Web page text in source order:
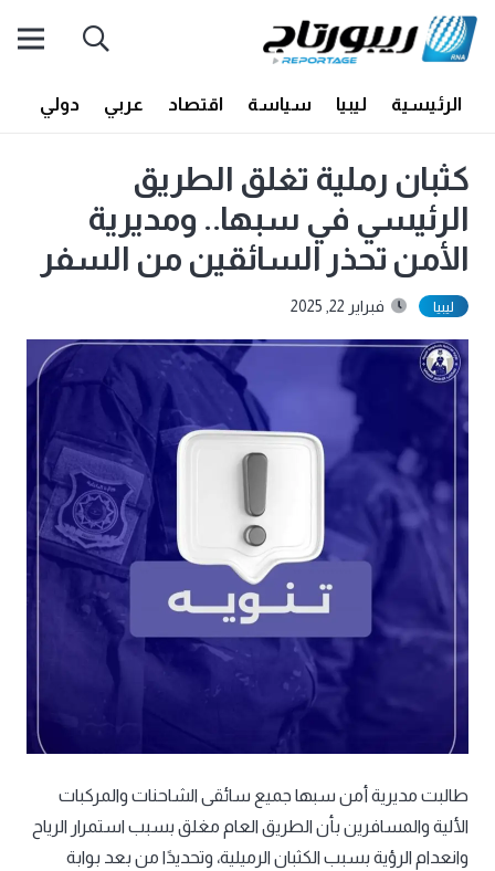
الرئيسية ليبيا سياسة اقتصاد عربي دولي
كثبان رملية تغلق الطريق
الرئيسي في سبها.. ومديرية
الأمن تحذر السائقين من السفر
ليبيا فبراير 22, 2025
طالبت مديرية أمن سبها جميع سائقى الشاحنات والمركبات
الألية والمسافرين بأن الطريق العام مغلق بسبب استمرار الرياح
وانعدام الرؤية بسبب الكثبان الرميلية، وتحديدًا من بعد بوابة